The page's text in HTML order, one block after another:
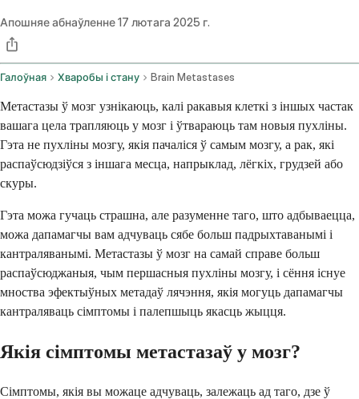
Апошняе абнаўленне17 лютага 2025 г.
Галоўная Хваробы і стану Brain Metastases
Метастазы ў мозг узнікаюць, калі ракавыя клеткі з іншых частак
вашага цела трапляюць у мозг і ўтвараюць там новыя пухліны.
Гэта не пухліны мозгу, якія пачаліся ў самым мозгу, а рак, які
распаўсюдзіўся з іншага месца, напрыклад, лёгкіх, грудзей або
скуры.
Гэта можа гучаць страшна, але разуменне таго, што адбываецца,
можа дапамагчы вам адчуваць сябе больш падрыхтаванымі і
кантраляванымі. Метастазы ў мозг на самай справе больш
распаўсюджаныя, чым першасныя пухліны мозгу, і сёння існуе
мноства эфектыўных метадаў лячэння, якія могуць дапамагчы
кантраляваць сімптомы і палепшыць якасць жыцця.
Якія сімптомы метастазаў у мозг?
Сімптомы, якія вы можаце адчуваць, залежаць ад таго, дзе ў